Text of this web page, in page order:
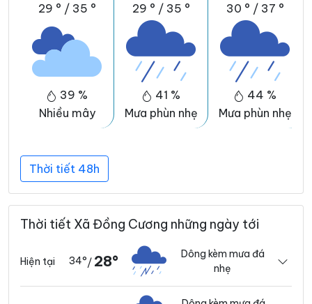
29 ° / 35 °
39 %
Nhiều mây
29 ° / 35 °
41 %
Mưa phùn nhẹ
30 ° / 37 °
44 %
Mưa phùn nhẹ
Thời tiết 48h
Thời tiết Xã Đồng Cương những ngày tới
Hiện tại 34°/ 28°
Dông kèm mưa đá
nhẹ